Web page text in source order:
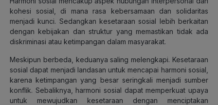
kohesi sosial, di mana rasa kebersamaan dan solidaritas
menjadi kunci. Sedangkan kesetaraan sosial lebih berkaitan
dengan kebijakan dan struktur yang memastikan tidak ada
diskriminasi atau ketimpangan dalam masyarakat.
Meskipun berbeda, keduanya saling melengkapi. Kesetaraan
sosial dapat menjadi landasan untuk mencapai harmoni sosial,
karena ketimpangan yang besar seringkali menjadi sumber
konflik. Sebaliknya, harmoni sosial dapat memperkuat upaya
untuk mewujudkan kesetaraan dengan menciptakan